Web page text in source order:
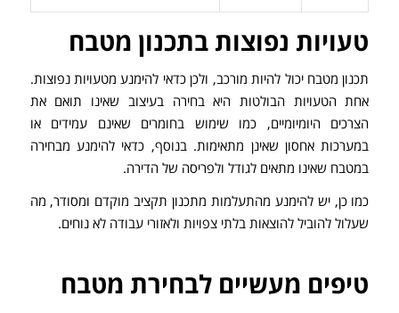
טעויות נפוצות בתכנון מטבח
תכנון מטבח יכול להיות מורכב, ולכן כדאי להימנע מטעויות נפוצות.
אחת הטעויות הבולטות היא בחירה בעיצוב שאינו תואם את
הצרכים היומיומיים, כמו שימוש בחומרים שאינם עמידים או
במערכות אחסון שאינן מתאימות. בנוסף, כדאי להימנע מבחירה
במטבח שאינו מתאים לגודל ולפריסה של הדירה.
כמו כן, יש להימנע מהתעלמות מתכנון תקציב מוקדם ומסודר, מה
שעלול להוביל להוצאות בלתי צפויות ולאזורי עבודה לא נוחים.
טיפים מעשיים לבחירת מטבח